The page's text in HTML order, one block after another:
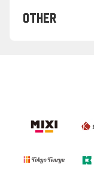
OTHER